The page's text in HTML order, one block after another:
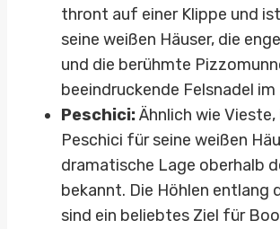
thront auf einer Klippe und
seine weißen Häuser, die
und die berühmte
beeindruckende Felsnadel im
Peschici:Ähnlich wie
Peschici für seine weißen
dramatische Lage oberhalb
bekannt. Die Höhlen entlang
sind ein beliebtes Ziel für